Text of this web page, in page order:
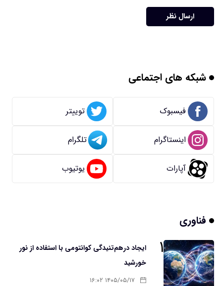
ارسال نظر
شبکه های اجتماعی
فیسبوک توییتر
اینستاگرام تلگرام
آپارات یوتیوب
فناوری
۱
ایجاد درهم‌تنیدگی کوانتومی با استفاده از نور
خورشید
۱۴۰۵/۰۵/۱۷ ۱۶:۰۲